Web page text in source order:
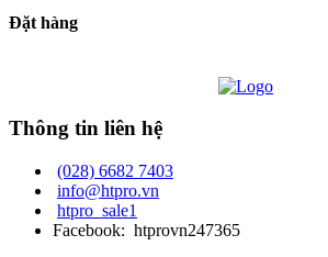
Đặt hàng
Thông tin liên hệ
(028) 6682 7403
info@htpro.vn
htpro_sale1
Facebook: htprovn247365